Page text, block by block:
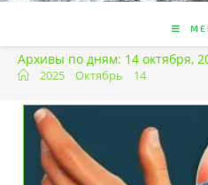
Архивы по дням: 14 октября,
2025 Октябрь 14